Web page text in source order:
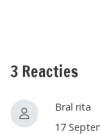
3 Reacties
Bral rita
17